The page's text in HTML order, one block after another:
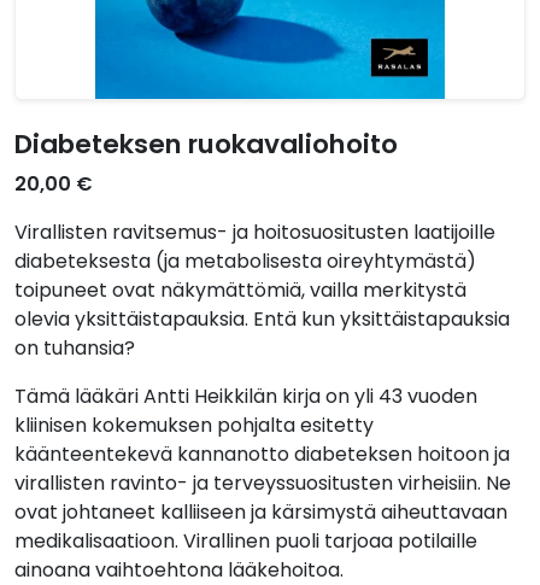
Diabeteksen ruokavaliohoito
20,00 €
Virallisten ravitsemus- ja hoitosuositusten laatijoille
diabeteksesta (ja metabolisesta oireyhtymästä)
toipuneet ovat näkymättömiä, vailla merkitystä
olevia yksittäistapauksia. Entä kun yksittäistapauksia
on tuhansia?
Tämä lääkäri Antti Heikkilän kirja on yli 43 vuoden
kliinisen kokemuksen pohjalta esitetty
käänteentekevä kannanotto diabeteksen hoitoon ja
virallisten ravinto- ja terveyssuositusten virheisiin. Ne
ovat johtaneet kalliiseen ja kärsimystä aiheuttavaan
medikalisaatioon. Virallinen puoli tarjoaa potilaille
ainoana vaihtoehtona lääkehoitoa.